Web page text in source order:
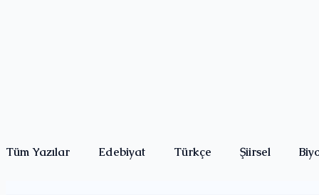
Tüm Yazılar Edebiyat Türkçe Şiirsel